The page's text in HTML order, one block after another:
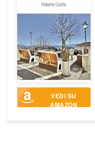
VEDI SU
AMAZON